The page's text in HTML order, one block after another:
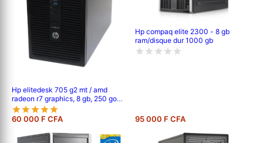
Hp elitedesk 705 g2 mt / amd
radeon r7 graphics, 8 gb, 250 go
hdd, 1gb de mémoire vidéo dédier
60 000 F CFA
Hp compaq elite 2300 - 8 gb
ram/disque dur 1000 gb
95 000 F CFA